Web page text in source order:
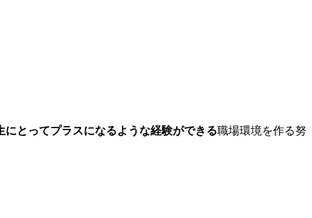
にとってプラスになるような経験ができる職場環境を作る努